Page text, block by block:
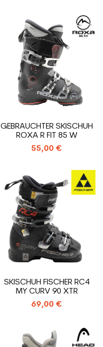
GEBRAUCHTER SKISCHUH
ROXA R FIT 85 W
55,00 €
SKISCHUH FISCHER RC4
MY CURV 90 XTR
69,00 €